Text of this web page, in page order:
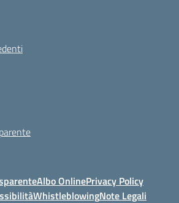
Albo OnlinePrivacy Policy
WhistleblowingNote Legali